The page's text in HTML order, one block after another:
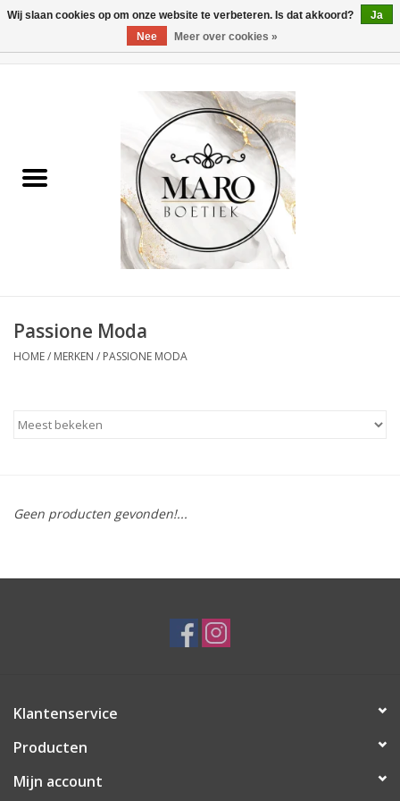
Heren
Passione Moda
HOME/ MERKEN / PASSIONE MODA
Geen producten gevonden!...
Klantenservice
Producten
Mijn account
Wij slaan cookies op om onze website te verbeteren. Is dat akkoord?
Ja
Nee
Meer over cookies »